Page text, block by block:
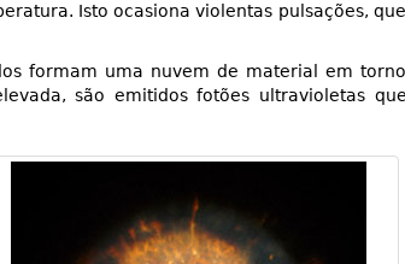
Isto ocasiona violentas pulsações,
formam uma nuvem de material em
são emitidos fotões ultravioletas